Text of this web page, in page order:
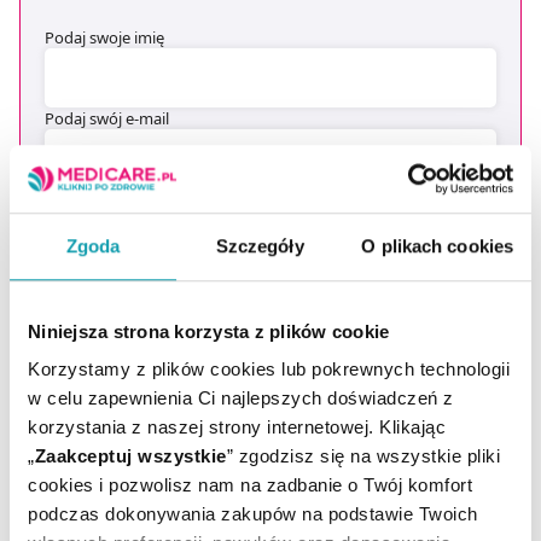
Zgoda Szczegóły O plikach cookies
Niniejsza strona korzysta z plików cookie
Korzystamy z plików cookies lub pokrewnych technologii
w celu zapewnienia Ci najlepszych doświadczeń z
korzystania z naszej strony internetowej. Klikając
„Zaakceptuj wszystkie” zgodzisz się na wszystkie pliki
cookies i pozwolisz nam na zadbanie o Twój komfort
podczas dokonywania zakupów na podstawie Twoich
Podaj swoje imię
Podaj swój e-mail
ZAPISZ MNIE
Wyrażam zgodę na przesyłanie, na podany przeze mnie adres e-
nowościach i promocjach Administratora zgodnie z Art. 10 pkt 2
Ustawy z dnia 18 lipca 2002 r. o świadczeniu usług drogą
elektroniczną
Chcesz się wypisać z newslettera? Kliknijtutaj.